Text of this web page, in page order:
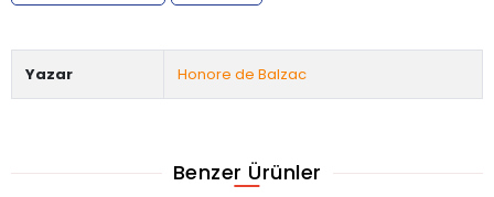
Yazar Honore de Balzac
Benzer Ürünler